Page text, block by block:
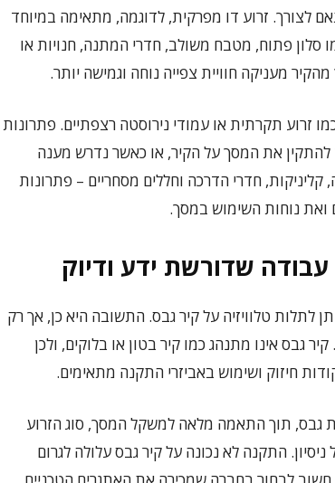
לצורך. זרוע דו מפרקית, לדוגמה, מתאימה במיוחד
סלון פתוח, מטבח משולב, חדרי המתנה, חנויות או
מעניקה חוויית צפייה נוחה וגמישה יותר.
זרוע תקרתית או עמודי נירוסטה רצפתיים. פתרונות
להתקין את המסך על הקיר, או כאשר נדרש מענה
קליניקות, חדרי הדרכה וחללים מסחריים – פתרונות
ואת נוחות השימוש במסך.
עבודה שדורשת ידע ודיוק
טלוויזיה על קיר גבס. התשובה היא כן, אך רק
גבס אינו מתנהג כמו קיר בטון או בלוקים, ולכן
חיזוק ושימוש באביזרי התקנה מתאימים.
גבס, תוך התאמה מלאה למשקל המסך, סוג הזרוע
התקנה לא נכונה על קיר גבס עלולה לגרום